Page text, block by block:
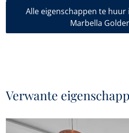
Alle eigenschappen te huur
Marbella
Verwante